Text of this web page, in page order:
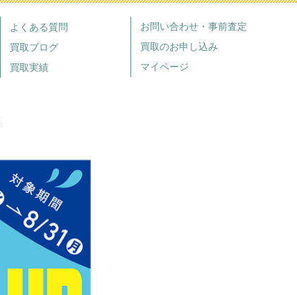
よくある質問
買取ブログ
買取実績
お問い合わせ・事前査定
買取のお申し込み
マイページ